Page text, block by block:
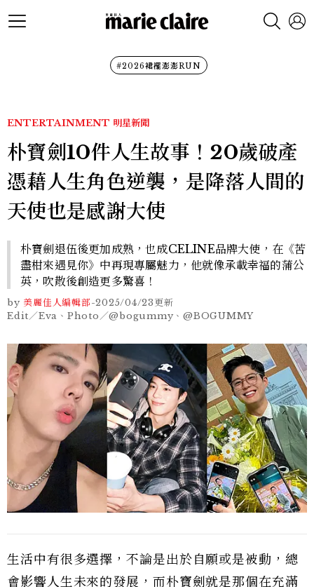
#2026裙襬澎澎RUN
ENTERTAINMENT 明星新聞
朴寶劍10件人生故事！20歲破產
憑藉人生角色逆襲，是降落人間的
天使也是感謝大使
朴寶劍退伍後更加成熟，也成CELINE品牌大使，在《苦
盡柑來遇見你》中再現專屬魅力，他就像承載幸福的蒲公
英，吹散後創造更多驚喜！
by 美麗佳人編輯部-2025/04/23更新
Edit／Eva、Photo／@bogummy、@BOGUMMY
生活中有很多選擇，不論是出於自願或是被動，總
會影響人生未來的發展，而朴寶劍就是那個在充滿